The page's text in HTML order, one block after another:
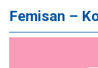
Femisan –